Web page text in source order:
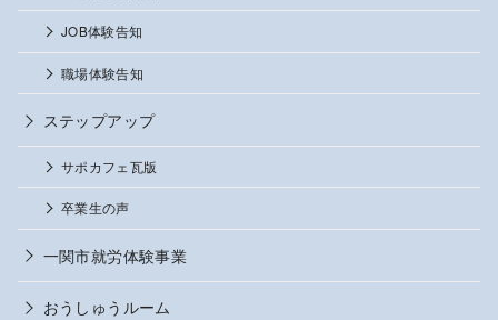
JOB体験告知
職場体験告知
ステップアップ
サポカフェ瓦版
卒業生の声
一関市就労体験事業
おうしゅうルーム